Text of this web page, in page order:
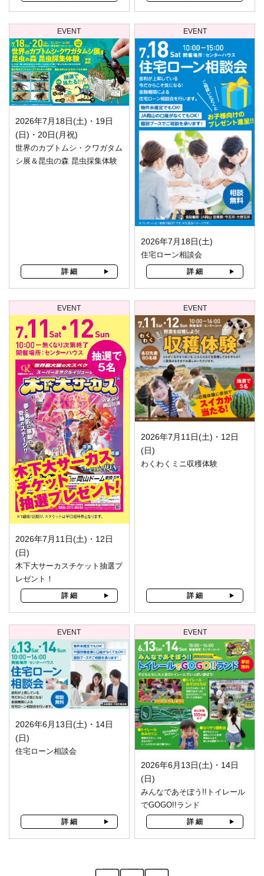
EVENT
2026年7月18日(土)・19日
(日)・20日(月祝)
世界のカブトムシ・クワガタム
シ展＆昆虫の森 昆虫採集体験
詳 細
EVENT
2026年7月18日(土)
住宅ローン相談会
詳 細
EVENT
2026年7月11日(土)・12日
(日)
木下大サーカスチケット抽選プ
レゼント！
詳 細
EVENT
2026年7月11日(土)・12日
(日)
わくわくミニ収穫体験
詳 細
EVENT
2026年6月13日(土)・14日
(日)
住宅ローン相談会
詳 細
EVENT
2026年6月13日(土)・14日
(日)
みんなであそぼう!!トイレール
でGOGO!!ランド
詳 細